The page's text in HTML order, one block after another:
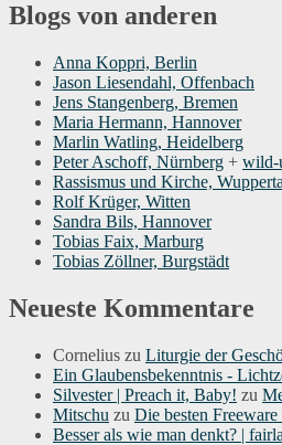
Blogs von anderen
Anna Koppri, Berlin
Jason Liesendahl, Offenbach
Jens Stangenberg, Bremen
Maria Hermann, Hannover
Marlin Watling, Heidelberg
Peter Aschoff, Nürnberg + wild-
Rassismus und Kirche,
Rolf Krüger, Witten
Sandra Bils, Hannover
Tobias Faix, Marburg
Tobias Zöllner, Burgstädt
Neueste Kommentare
Cornelius zu Liturgie der
Ein Glaubensbekenntnis -
Silvester | Preach it, Baby! zu
Mitschu zu Die besten
Besser als wie man denkt? |